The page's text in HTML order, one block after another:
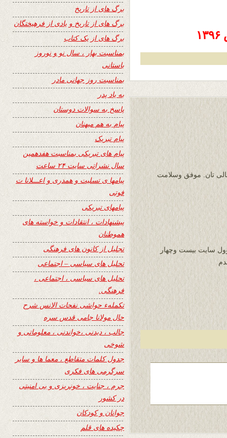
تان. موفق وسلامت
سايت بيست وچهار
برگ های از تاریخ
برگ های از تاریخ و یادی از فرهیختگان
برگ های از یک کتاب
بمناسبت بهار ، سال نو و نوروز
باستانی
بمناسبت روز جهانی مادر
به یاد پدر
پاسخ به سوالات دوستان
پیام به هم میهنان
پیام تبریک
پیام های تبریکی بمناسبت هفدهمین
سال نشراتی سایت ۲۴ ساعت
پیامها ی تسلیت و همدری و اعـــلانا ت
فوتی
پیامهای تبریکی
پیشنهادات ، انتقادات و خواسته های
هموطنان
تجلیل از کانون های فرهنگی
تحلیل های سیاسی – اجتماعی
تحلیل های سیاسی ، اجتماعی ،
فرهنگی.
تکملهء حواشی نفحات الانس شرح
حال مولانا جامی قدس سره
جالب ، دیدنی ،خواندنی ، معلوماتی و
شوخی
جدول کلمات متقاطع ، معما ها و سایر
سرگرمی های فکری
جرم ، جنایت ، خونریزی و بی امنیتی
در کشور
جوانان و کودکان
چکیده های قلم